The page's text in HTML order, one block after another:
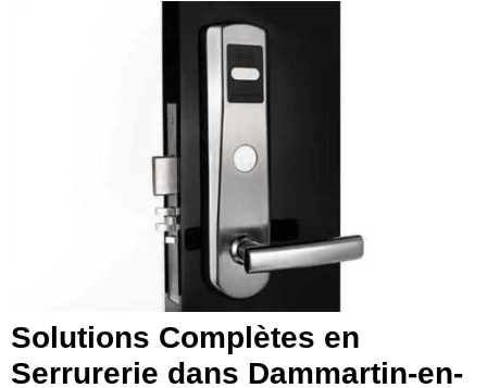
Solutions Complètes en
Serrurerie dans Dammartin-en-